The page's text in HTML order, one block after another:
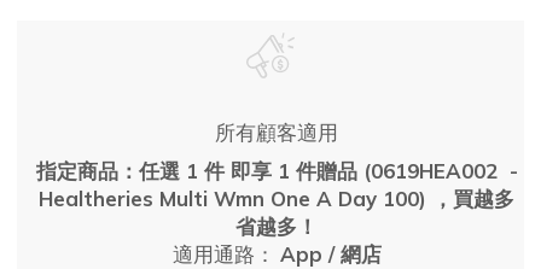
所有顧客適用
指定商品：任選 1 件 即享 1 件贈品 (0619HEA002 -
Healtheries Multi Wmn One A Day 100) ，買越多
省越多！
適用通路： App / 網店